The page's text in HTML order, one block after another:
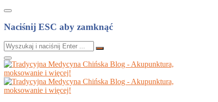
Naciśnij ESC aby zamknąć